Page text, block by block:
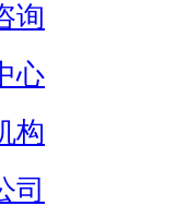
询
心
构
司